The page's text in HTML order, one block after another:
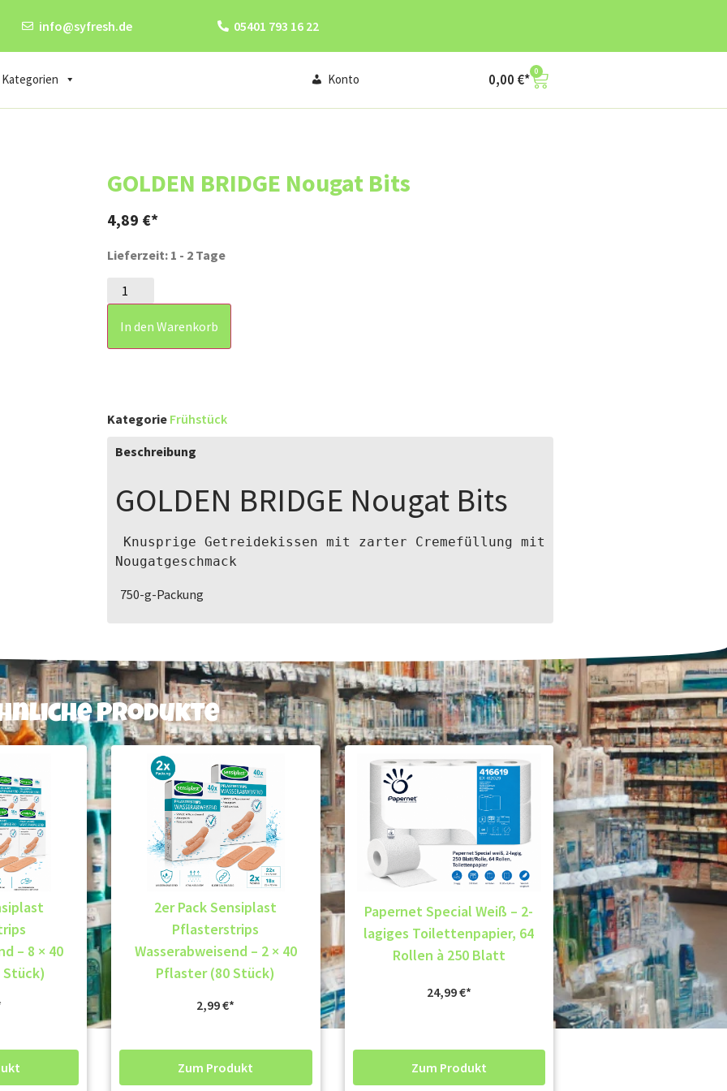
info@syfresh.de 05401 793 16 22
Kategorien Konto 0,00 € 0
GOLDEN BRIDGE Nougat Bits
4,89 €
Lieferzeit: 1 - 2 Tage
In den Warenkorb
Kategorie Frühstück
Beschreibung
GOLDEN BRIDGE Nougat Bits
Nougatgeschmack
750-g-Packung
Produkte
– 8 × 40
2er Pack Sensiplast
Pflasterstrips
Wasserabweisend – 2 × 40
Pflaster (80 Stück)
2,99€
Zum Produkt
Papernet Special Weiß – 2-
lagiges Toilettenpapier, 64
Rollen à 250 Blatt
24,99€
Zum Produkt